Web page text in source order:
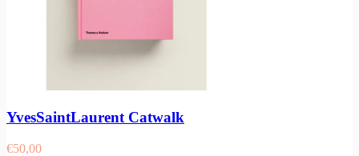
YvesSaintLaurent Catwalk
€50,00